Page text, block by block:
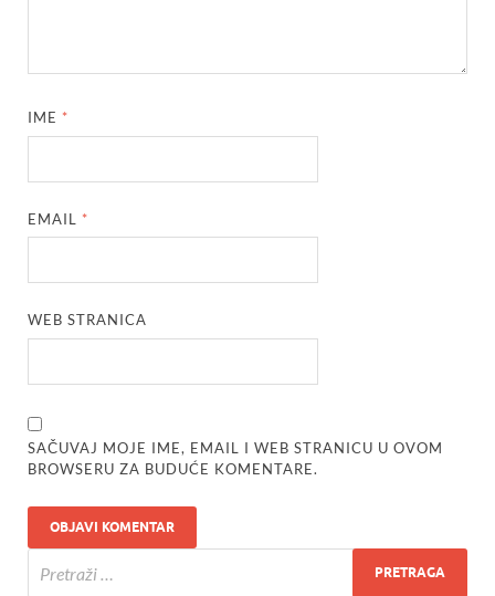
IME *
EMAIL *
WEB STRANICA
SAČUVAJ MOJE IME, EMAIL I WEB STRANICU U OVOM
BROWSERU ZA BUDUĆE KOMENTARE.